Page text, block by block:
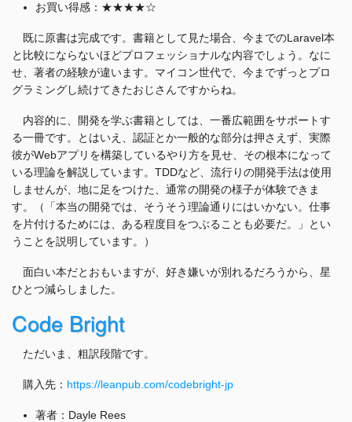
お買い得感：★★★★☆
既に原書は完成です。書籍として見た場合、今までのLaravel本
と比較にならないほどプロフェッショナルな内容でしょう。なに
せ、著者の経験が違います。マイコン世代で、今までずっとプロ
グラミングし続けてきたおじさんですからね。
内容的に、開発を学ぶ書籍としては、一番広範囲をサポートす
る一冊です。とはいえ、認証とか一般的な部分は押さえず、実際
彼がWebアプリを構築しているやり方を見せ、その根本になって
いる理論を解説しています。TDDなど、流行りの開発手法は使用
しませんが、地に足をつけた、通常の開発の様子が体験できま
す。（「本当の開発では、そうそう理論通りにはいかない。仕事
を片付けるためには、ある程度目をつぶることも必要だ。」とい
うことを説明しています。）
面白い本だとおもいますが、好き嫌いが別れるだろうから、星
ひとつ減らしました。
Code Bright
ただいま、粗訳段階です。
購入先： https://leanpub.com/codebright-jp
著者：Dayle Rees